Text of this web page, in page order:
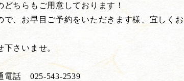
ちらもご用意しております！
、お早目ご予約をいただきます様、宜しくお
さいませ。
電話 025-543-2539